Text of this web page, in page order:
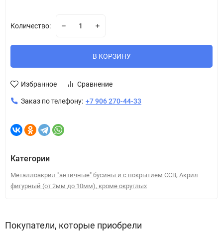
Количество:
В КОРЗИНУ
Избранное Сравнение
Заказ по телефону: +7 906 270-44-33
Категории
Металлоакрил "античные" бусины и с покрытием CCB, Акрил
фигурный (от 2мм до 10мм), кроме округлых
Покупатели, которые приобрели